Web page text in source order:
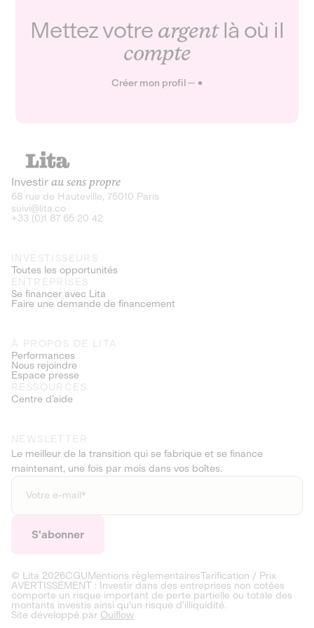
Mettez votre argentlà où il
compte
Créer mon profil
Investir au sens propre
68 rue de Hauteville, 75010 Paris
suivi@lita.co
+33 (0)1 87 65 20 42
INVESTISSEURS
Toutes les opportunités
ENTREPRISES
Se financer avec Lita
Faire une demande de financement
À PROPOS DE LITA
Performances
Nous rejoindre
Espace presse
RESSOURCES
Centre d’aide
NEWSLETTER
Le meilleur de la transition qui se fabrique et se finance
maintenant, une fois par mois dans vos boîtes.
© Lita 2026CGUMentions règlementairesTarification / Prix
AVERTISSEMENT : Investir dans des entreprises non cotées
comporte un risque important de perte partielle ou totale des
montants investis ainsi qu'un risque d'illiquidité.
Site développé par Ouiflow